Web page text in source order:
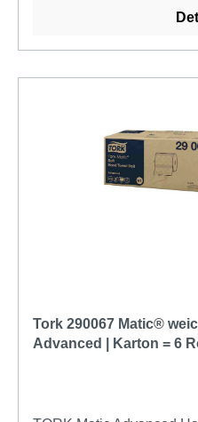
Matic® Sensorspender
Sensorspender für
Tork 290067 Matic®
Advanced | Karton =